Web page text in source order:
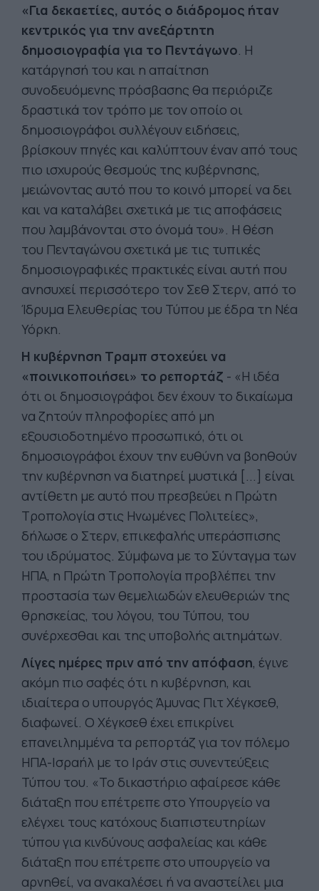
«Για δεκαετίες, αυτός ο διάδρομος ήταν
κεντρικός για την ανεξάρτητη
δημοσιογραφία για το Πεντάγωνο. Η
κατάργησή του και η απαίτηση
συνοδευόμενης πρόσβασης θα περιόριζε
δραστικά τον τρόπο με τον οποίο οι
δημοσιογράφοι συλλέγουν ειδήσεις,
βρίσκουν πηγές και καλύπτουν έναν από τους
πιο ισχυρούς θεσμούς της κυβέρνησης,
μειώνοντας αυτό που το κοινό μπορεί να δει
και να καταλάβει σχετικά με τις αποφάσεις
που λαμβάνονται στο όνομά του». Η θέση
του Πενταγώνου σχετικά με τις τυπικές
δημοσιογραφικές πρακτικές είναι αυτή που
ανησυχεί περισσότερο τον Σεθ Στερν, από το
Ίδρυμα Ελευθερίας του Τύπου με έδρα τη Νέα
Υόρκη.
Η κυβέρνηση Τραμπ στοχεύει να
«ποινικοποιήσει» το ρεπορτάζ - «Η ιδέα
ότι οι δημοσιογράφοι δεν έχουν το δικαίωμα
να ζητούν πληροφορίες από μη
εξουσιοδοτημένο προσωπικό, ότι οι
δημοσιογράφοι έχουν την ευθύνη να βοηθούν
την κυβέρνηση να διατηρεί μυστικά [...] είναι
αντίθετη με αυτό που πρεσβεύει η Πρώτη
Τροπολογία στις Ηνωμένες Πολιτείες»,
δήλωσε ο Στερν, επικεφαλής υπεράσπισης
του ιδρύματος. Σύμφωνα με το Σύνταγμα των
ΗΠΑ, η Πρώτη Τροπολογία προβλέπει την
προστασία των θεμελιωδών ελευθεριών της
θρησκείας, του λόγου, του Τύπου, του
συνέρχεσθαι και της υποβολής αιτημάτων.
Λίγες ημέρες πριν από την απόφαση, έγινε
ακόμη πιο σαφές ότι η κυβέρνηση, και
ιδιαίτερα ο υπουργός Άμυνας Πιτ Χέγκσεθ,
διαφωνεί. Ο Χέγκσεθ έχει επικρίνει
επανειλημμένα τα ρεπορτάζ για τον πόλεμο
ΗΠΑ-Ισραήλ με το Ιράν στις συνεντεύξεις
Τύπου του. «Το δικαστήριο αφαίρεσε κάθε
διάταξη που επέτρεπε στο Υπουργείο να
ελέγχει τους κατόχους διαπιστευτηρίων
τύπου για κινδύνους ασφαλείας και κάθε
διάταξη που επέτρεπε στο υπουργείο να
αρνηθεί, να ανακαλέσει ή να αναστείλει μια